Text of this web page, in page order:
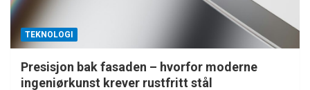
TEKNOLOGI
Presisjon bak fasaden – hvorfor moderne
ingeniørkunst krever rustfritt stål